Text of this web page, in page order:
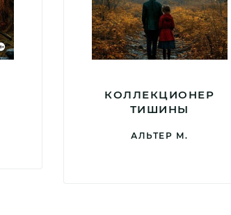
КОЛЛЕКЦИОНЕР
ТИШИНЫ
АЛЬТЕР М.